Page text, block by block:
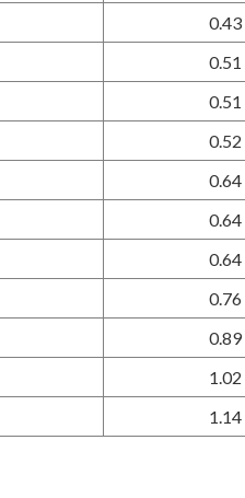
0.43
0.51
0.51
0.52
0.64
0.64
0.64
0.76
0.89
1.02
1.14